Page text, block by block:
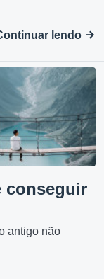
lendo
conseguir
antigo não